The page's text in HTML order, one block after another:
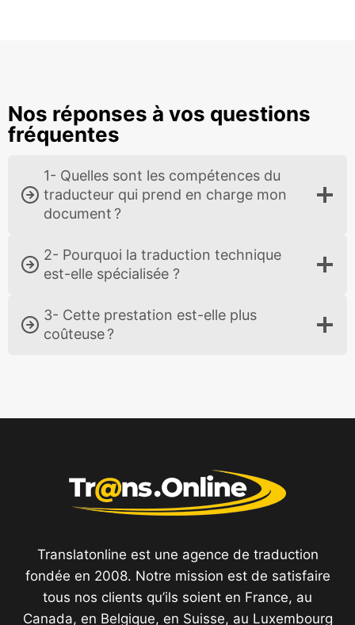
Nos réponses à vos questions
fréquentes
1- Quelles sont les compétences du
traducteur qui prend en charge mon
document ?
2- Pourquoi la traduction technique
est-elle spécialisée ?
3- Cette prestation est-elle plus
coûteuse ?
Translatonline est une agence de traduction
fondée en 2008. Notre mission est de satisfaire
tous nos clients qu’ils soient en France, au
Canada, en Belgique, en Suisse, au Luxembourg